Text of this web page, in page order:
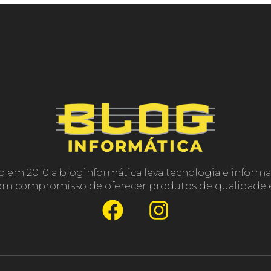
em 2010 a bloginformática leva tecnologia e
compromisso de oferecer produtos de qualidade